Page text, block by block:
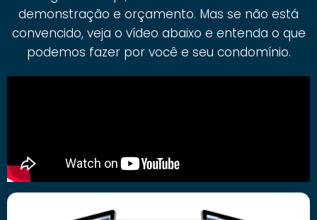
demonstração e orçamento. Mas se não está
convencido, veja o vídeo abaixo e entenda o que
podemos fazer por você e seu condomínio.